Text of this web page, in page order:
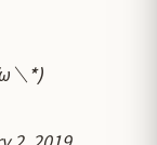
＼*)